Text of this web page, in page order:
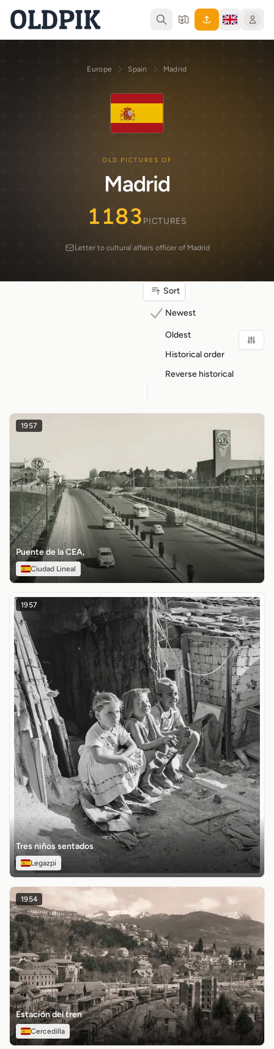
Europe Spain Madrid
OLD PICTURES OF
Madrid
1183 PICTURES
Letter to cultural affairs officer of Madrid
Sort
Newest
Oldest
Historical order
Reverse historical
1957
Puente de la CEA,
Ciudad Lineal
1957
Tres niños sentados
Legazpi
1954
Estación del tren
Cercedilla